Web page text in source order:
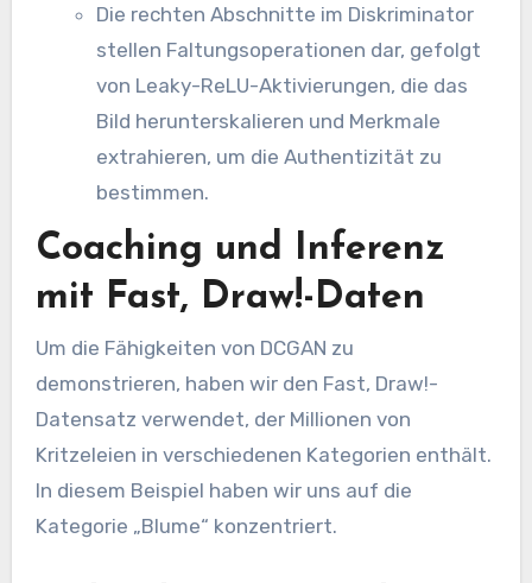
Die rechten Abschnitte im Diskriminator
stellen Faltungsoperationen dar, gefolgt
von Leaky-ReLU-Aktivierungen, die das
Bild herunterskalieren und Merkmale
extrahieren, um die Authentizität zu
bestimmen.
Coaching und Inferenz
mit Fast, Draw!-Daten
Um die Fähigkeiten von DCGAN zu
demonstrieren, haben wir den Fast, Draw!-
Datensatz verwendet, der Millionen von
Kritzeleien in verschiedenen Kategorien enthält.
In diesem Beispiel haben wir uns auf die
Kategorie „Blume“ konzentriert.